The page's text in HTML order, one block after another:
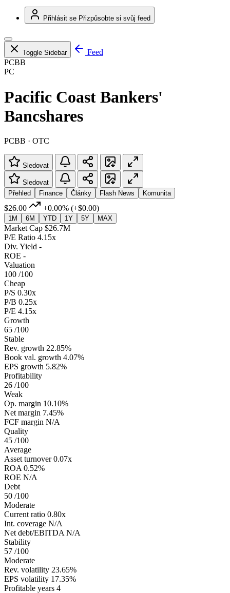
Přihlásit se Přizpůsobte si svůj feed
Toggle Sidebar
Feed
PCBB
PC
Pacific Coast Bankers'
Bancshares
PCBB · OTC
Sledovat
Sledovat
Přehled
Finance Články Flash News Komunita
$26.00 +0.00% (+$0.00)
1M 6M YTD 1Y 5Y MAX
Market Cap $26.7M
P/E Ratio 4.15x
Div. Yield -
ROE -
Valuation
100 /100
Cheap
P/S 0.30x
P/B 0.25x
P/E 4.15x
Growth
65 /100
Stable
Rev. growth 22.85%
Book val. growth 4.07%
EPS growth 5.82%
Profitability
26 /100
Weak
Op. margin 10.10%
Net margin 7.45%
FCF margin N/A
Quality
45 /100
Average
Asset turnover 0.07x
ROA 0.52%
ROE N/A
Debt
50 /100
Moderate
Current ratio 0.80x
Int. coverage N/A
Net debt/EBITDA N/A
Stability
57 /100
Moderate
Rev. volatility 23.65%
EPS volatility 17.35%
Profitable years 4